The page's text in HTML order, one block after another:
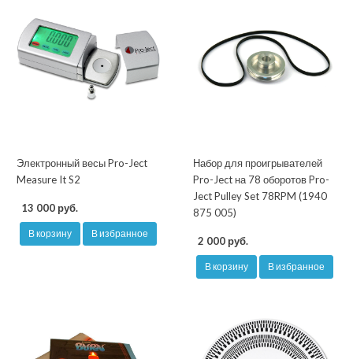
Электронный весы Pro-Ject
Measure It S2
13 000 руб.
В корзину В избранное
Набор для проигрывателей
Pro-Ject на 78 оборотов Pro-
Ject Pulley Set 78RPM (1940
875 005)
2 000 руб.
В корзину В избранное